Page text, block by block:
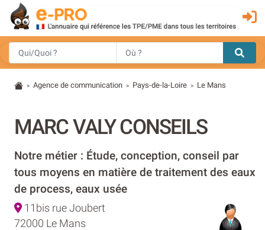
> Agence de communication > Pays-de-la-Loire > Le Mans
MARC VALY CONSEILS
Notre métier : Étude, conception, conseil par
tous moyens en matière de traitement des eaux
de process, eaux usée
11bis rue Joubert
72000 Le Mans